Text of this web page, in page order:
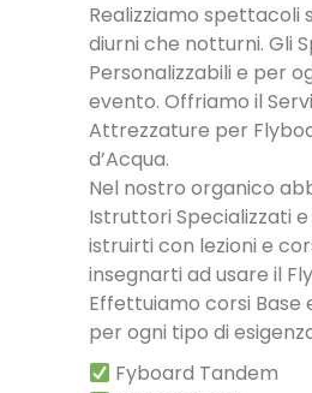
Realizziamo spettacoli
diurni che notturni. Gli
Personalizzabili e per
evento. Offriamo il
Attrezzature per
d’Acqua.
Nel nostro organico
Istruttori Specializzati
istruirti con lezioni e
insegnarti ad usare il
Effettuiamo corsi Base
per ogni tipo di
Fyboard Tandem